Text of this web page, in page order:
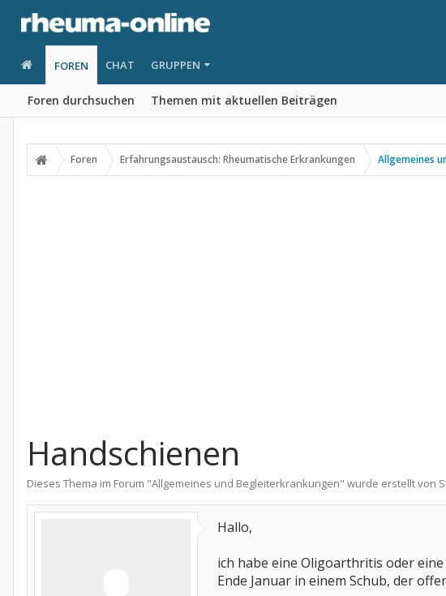
FOREN
Foren durchsuchen Themen mit aktuellen Beiträgen
CHAT GRUPPEN
Foren Erfahrungsaustausch: Rheumatische Erkrankungen Allgemeines
Handschienen
Dieses Thema im Forum "Allgemeines und Begleiterkrankungen" wurde erstellt von
Hallo,
ich habe eine Oligoarthritis oder
Ende Januar in einem Schub, der